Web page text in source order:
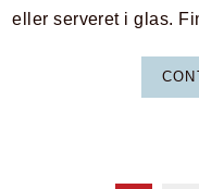
eller serveret i glas.